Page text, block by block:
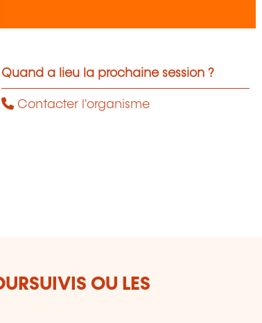
Quand a lieu la prochaine session ?
Contacter l'organisme
OU LES